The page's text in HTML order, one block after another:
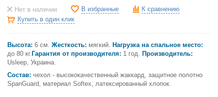
Нет в наличии В избранные
К сравнению
Купить в один клик
Высота: 6 см. Жесткость: мягкий. Нагрузка на спальное место:
до 80 кг. Гарантия от производителя: 1 год. Производитель:
Usleep, Украина.
Состав: чехол - высококачественный жаккард, защитное полотно
SpanGuard, материал Softex, латексированный хлопок.